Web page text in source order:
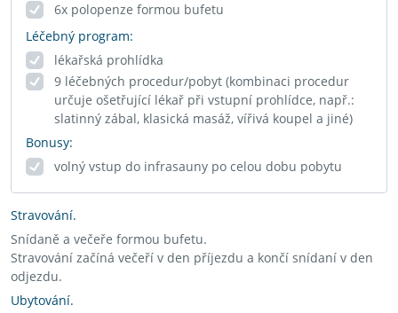
6x polopenze formou bufetu
Léčebný program:
lékařská prohlídka
9 léčebných procedur/pobyt (kombinaci procedur
určuje ošetřující lékař při vstupní prohlídce, např.:
slatinný zábal, klasická masáž, vířivá koupel a jiné)
Bonusy:
volný vstup do infrasauny po celou dobu pobytu
Stravování.
Snídaně a večeře formou bufetu.
Stravování začíná večeří v den příjezdu a končí snídaní v den
odjezdu.
Ubytování.